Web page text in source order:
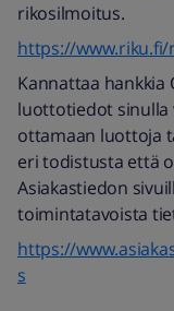
rikosilmoitus.
https://
Kannattaa hankkia
luottotiedot sinulla
ottamaan luottoja
eri todistusta että
Asiakastiedon
toimintatavoista
https://
s